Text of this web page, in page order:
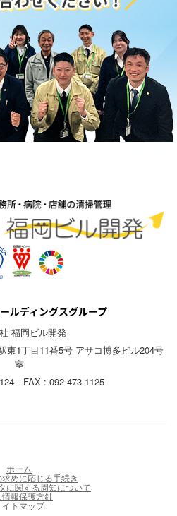
福岡ビル開発
東1丁目11番5号 アサコ博多ビル204号
室
FAX : 092-473-1125
ホーム
めに応じる手続き
に関する周知について
情報保護方針
イトマップ